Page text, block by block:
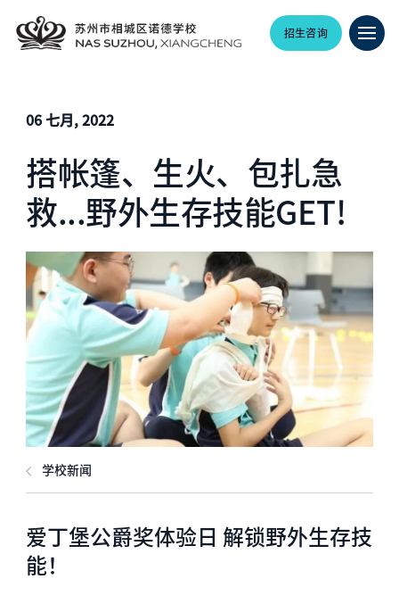
招生咨询
06 七月, 2022
搭帐篷、生火、包扎急
救...野外生存技能GET!
学校新闻
爱丁堡公爵奖体验日 解锁野外生存技
能！